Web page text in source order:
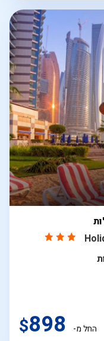
החל מ- $898